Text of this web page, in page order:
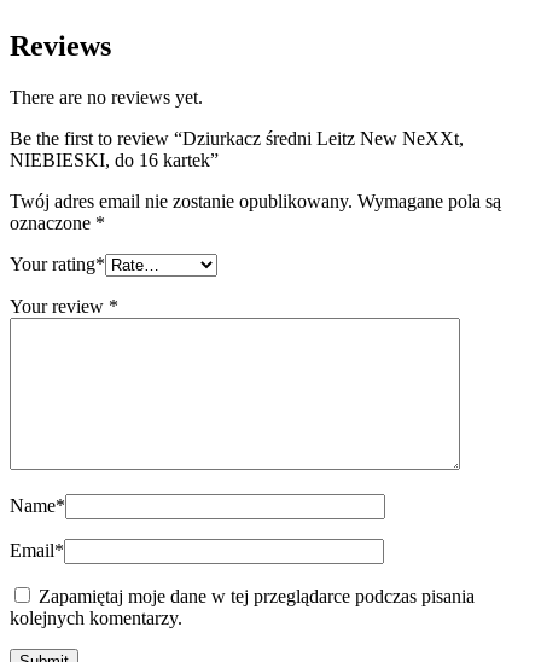
Reviews
There are no reviews yet.
Be the first to review “Dziurkacz średni Leitz New NeXXt,
NIEBIESKI, do 16 kartek”
Twój adres email nie zostanie opublikowany. Wymagane pola są
oznaczone *
Your rating*
Your review *
Name*
Email*
Zapamiętaj moje dane w tej przeglądarce podczas pisania
kolejnych komentarzy.